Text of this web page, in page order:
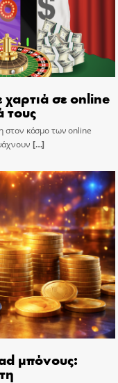
χαρτιά σε online
τους
στον κόσμο των online
[…]
μπόνους: